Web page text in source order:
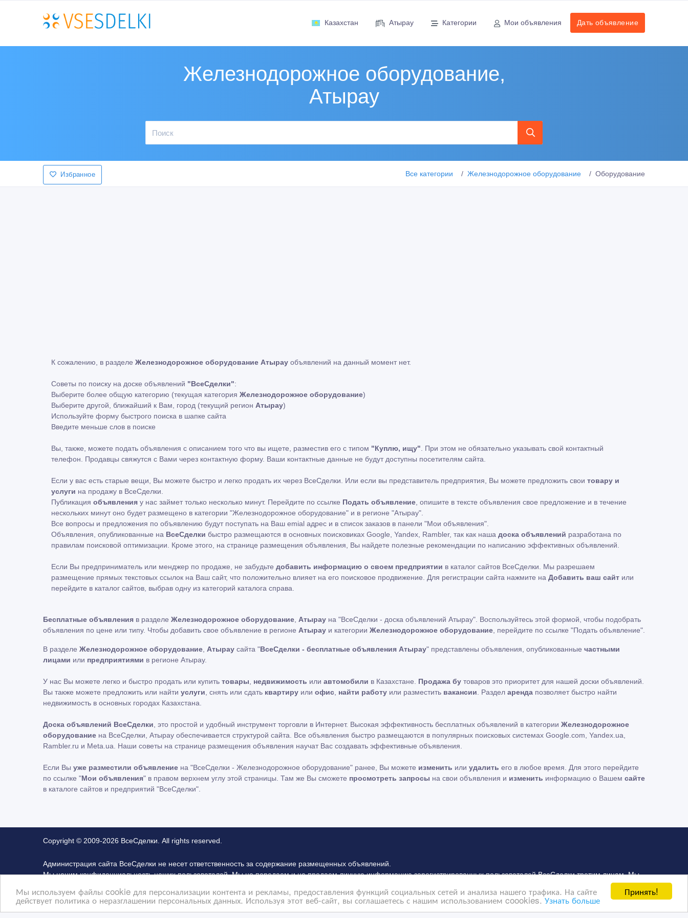
Принять!
Мы используем файлы cookie для персонализации контента и рекламы, предоставления функций социальных сетей и анализа нашего трафика. На сайте
действует политика о неразглашении персональных данных. Используя этот веб-сайт, вы соглашаетесь с нашим использованием coookies.Узнать больше
Казахстан Атырау Категории Мои объявления Дать объявление
Железнодорожное оборудование,
Атырау
Избранное Все категории Железнодорожное оборудование Оборудование
К сожалению, в разделе Железнодорожное оборудование Атырау объявлений на данный момент нет.
Советы по поиску на доске объявлений "ВсеСделки":
Выберите более общую категорию (текущая категория Железнодорожное оборудование)
Выберите другой, ближайший к Вам, город (текущий регион Атырау)
Используйте форму быстрого поиска в шапке сайта
Введите меньше слов в поиске
Вы, также, можете подать объявления с описанием того что вы ищете, разместив его с типом "Куплю, ищу". При этом не обязательно указывать свой контактный
телефон. Продавцы свяжутся с Вами через контактную форму. Ваши контактные данные не будут доступны посетителям сайта.
Если у вас есть старые вещи, Вы можете быстро и легко продать их через ВсеСделки. Или если вы представитель предприятия, Вы можете предложить свои товару и
услуги на продажу в ВсеСделки.
Публикация объявления у нас займет только несколько минут. Перейдите по ссылке Подать объявление, опишите в тексте объявления свое предложение и в течение
нескольких минут оно будет размещено в категории "Железнодорожное оборудование" и в регионе "Атырау".
Все вопросы и предложения по объявлению будут поступать на Ваш emial адрес и в список заказов в панели "Мои объявления".
Объявления, опубликованные на ВсеСделки быстро размещаются в основных поисковиках Google, Yandex, Rambler, так как наша доска объявлений разработана по
правилам поисковой оптимизации. Кроме этого, на странице размещения объявления, Вы найдете полезные рекомендации по написанию эффективных объявлений.
Если Вы предприниматель или менджер по продаже, не забудьте добавить информацию о своем предприятии в каталог сайтов ВсеСделки. Мы разрешаем
размещение прямых текстовых ссылок на Ваш сайт, что положительно влияет на его поисковое продвижение. Для регистрации сайта нажмите на Добавить ваш сайт или
перейдите в каталог сайтов, выбрав одну из категорий каталога справа.
Бесплатные объявления в разделе Железнодорожное оборудование, Атырау на "ВсеСделки - доска объявлений Атырау". Воспользуйтесь этой формой, чтобы подобрать
объявления по цене или типу. Чтобы добавить свое объявление в регионе Атырау и категории Железнодорожное оборудование, перейдите по ссылке "Подать объявление".
В разделе Железнодорожное оборудование, Атырау сайта "ВсеСделки - бесплатные объявления Атырау" представлены объявления, опубликованные частными
лицами или предприятиями в регионе Атырау.
У нас Вы можете легко и быстро продать или купить товары, недвижимость или автомобили в Казахстане. Продажа бу товаров это приоритет для нашей доски объявлений.
Вы также можете предложить или найти услуги, снять или сдать квартиру или офис, найти работу или разместить вакансии. Раздел аренда позволяет быстро найти
недвижимость в основных городах Казахстана.
Доска объявлений ВсеСделки, это простой и удобный инструмент торговли в Интернет. Высокая эффективность бесплатных объявлений в категории Железнодорожное
оборудование на ВсеСделки, Атырау обеспечивается структурой сайта. Все объявления быстро размещаются в популярных поисковых системах Google.com, Yandex.ua,
Rambler.ru и Meta.ua. Наши советы на странице размещения объявления научат Вас создавать эффективные объявления.
Если Вы уже разместили объявление на "ВсеСделки - Железнодорожное оборудование" ранее, Вы можете изменить или удалить его в любое время. Для этого перейдите
по ссылке "Мои объявления" в правом верхнем углу этой страницы. Там же Вы сможете просмотреть запросы на свои объявления и изменить информацию о Вашем сайте
в каталоге сайтов и предприятий "ВсеСделки".
Copyright © 2009-2026 ВсеСделки. All rights reserved.
Администрация сайта ВсеСделки не несет ответственность за содержание размещенных объявлений.
Мы ценим конфиденциальность наших пользователей. Мы не передаем и не продаем личную информацию зарегистрированных пользователей ВсеСделки третим лицам. Мы
Advertising Network. Чтобы узнать подробней о правилах конфиденциальности Googleнажмите тут.